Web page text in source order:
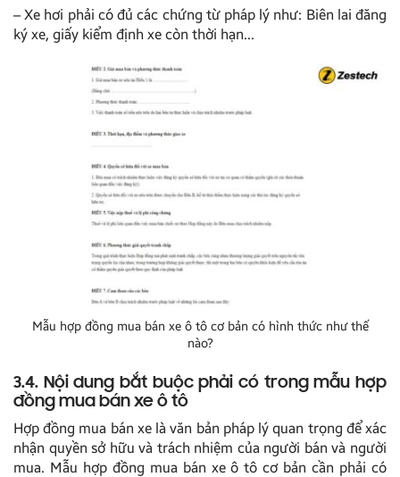
– Xe hơi phải có đủ các chứng từ pháp lý như: Biên lai đăng
ký xe, giấy kiểm định xe còn thời hạn…
Mẫu hợp đồng mua bán xe ô tô cơ bản có hình thức như thế
nào?
3.4. Nội dung bắt buộc phải có trong mẫu hợp
đồng mua bán xe ô tô
Hợp đồng mua bán xe là văn bản pháp lý quan trọng để xác
nhận quyền sở hữu và trách nhiệm của người bán và người
mua. Mẫu hợp đồng mua bán xe ô tô cơ bản cần phải có